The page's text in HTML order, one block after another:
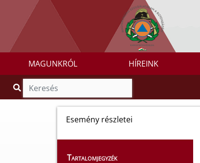
MAGUNKRÓL HÍREINK
Esemény részletei
Tartalomjegyzék